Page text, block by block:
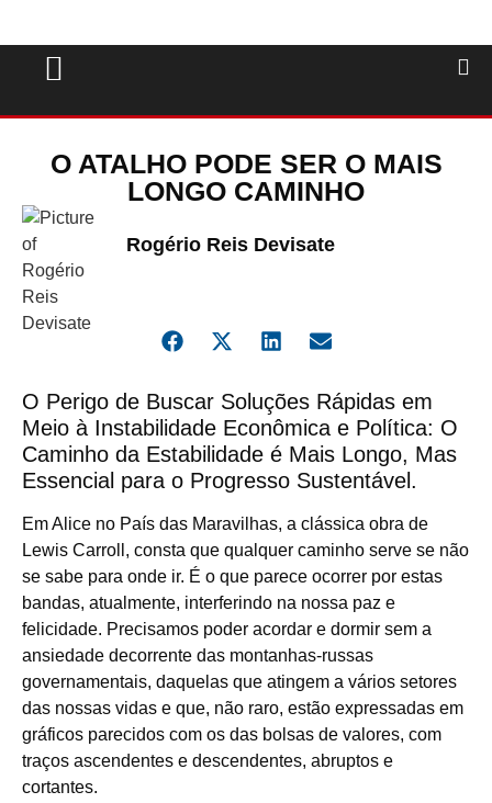
O ATALHO PODE SER O MAIS
LONGO CAMINHO
Rogério Reis Devisate
O Perigo de Buscar Soluções Rápidas em
Meio à Instabilidade Econômica e Política: O
Caminho da Estabilidade é Mais Longo, Mas
Essencial para o Progresso Sustentável.
Em Alice no País das Maravilhas, a clássica obra de
Lewis Carroll, consta que qualquer caminho serve se não
se sabe para onde ir. É o que parece ocorrer por estas
bandas, atualmente, interferindo na nossa paz e
felicidade. Precisamos poder acordar e dormir sem a
ansiedade decorrente das montanhas-russas
governamentais, daquelas que atingem a vários setores
das nossas vidas e que, não raro, estão expressadas em
gráficos parecidos com os das bolsas de valores, com
traços ascendentes e descendentes, abruptos e
cortantes.